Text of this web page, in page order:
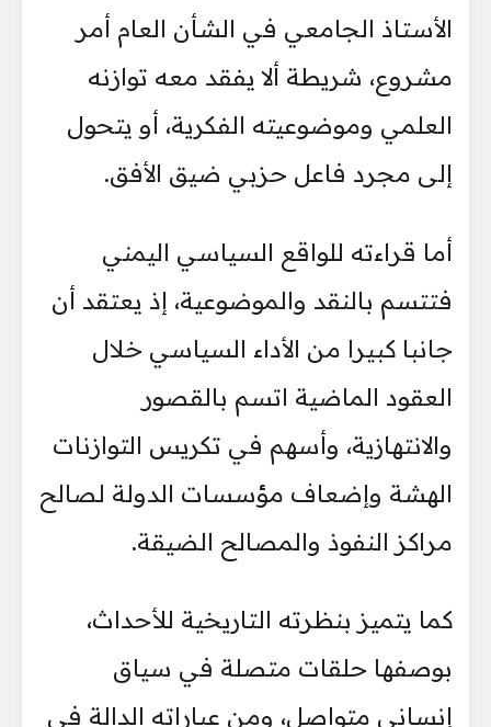
الأستاذ الجامعي في الشأن العام أمر
مشروع، شريطة ألا يفقد معه توازنه
العلمي وموضوعيته الفكرية، أو يتحول
إلى مجرد فاعل حزبي ضيق الأفق.
أما قراءته للواقع السياسي اليمني
فتتسم بالنقد والموضوعية، إذ يعتقد أن
جانبا كبيرا من الأداء السياسي خلال
العقود الماضية اتسم بالقصور
والانتهازية، وأسهم في تكريس التوازنات
الهشة وإضعاف مؤسسات الدولة لصالح
مراكز النفوذ والمصالح الضيقة.
كما يتميز بنظرته التاريخية للأحداث،
بوصفها حلقات متصلة في سياق
إنساني متواصل، ومن عباراته الدالة في